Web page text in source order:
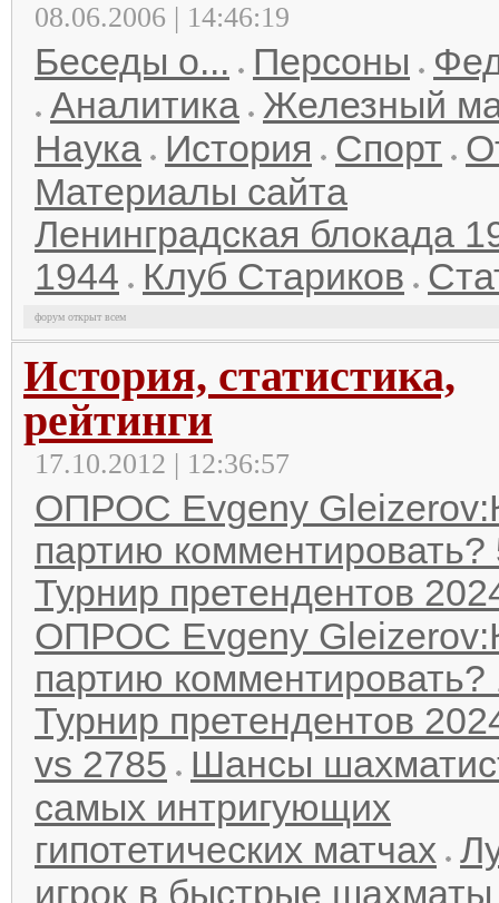
08.06.2006 | 14:46:19
Беседы о... Персоны
Аналитика Железный
Наука
История Спорт
Материалы сайта
Ленинградская блокада
1944
Клуб Стариков
форум открыт всем
История, статистика,
рейтинги
17.10.2012 | 12:36:57
ОПРОС Evgeny
партию комментировать?
Турнир претендентов
ОПРОС Evgeny
партию комментировать?
Турнир претендентов
vs 2785
Шансы
самых интригующих
гипотетических матчах
игрок в быстрые